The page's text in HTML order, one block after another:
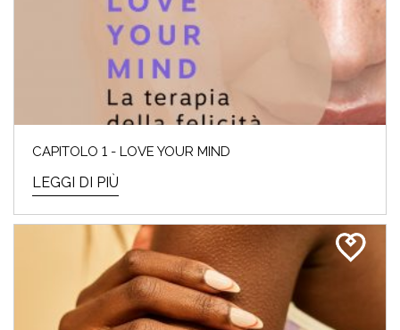
CAPITOLO 1 - LOVE YOUR MIND
LEGGI DI PIÙ